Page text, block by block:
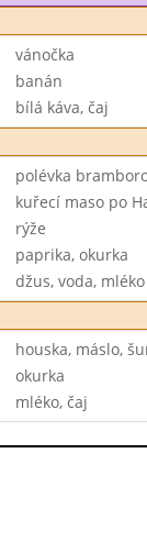
vánočka
banán
bílá káva, čaj
polévka
kuřecí maso po
rýže
paprika, okurka
džus, voda, mléko
houska, máslo,
okurka
mléko, čaj